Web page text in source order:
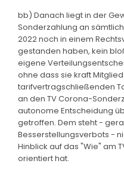
bb) Danach liegt in der
Sonderzahlung an
2022 noch in einem
gestanden haben, kein
eigene
ohne dass sie kraft
tarifvertragschließenden
an den TV Corona-
autonome Entscheidung
getroffen. Dem steht -
Besserstellungsverbots -
Hinblick auf das "Wie" am
orientiert hat.